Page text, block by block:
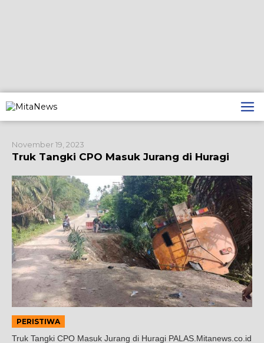
ke
konten
November 19, 2023
Truk Tangki CPO Masuk Jurang di Huragi
PERISTIWA
Truk Tangki CPO Masuk Jurang di Huragi PALAS.Mitanews.co.id